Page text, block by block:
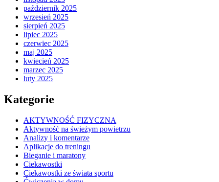
październik 2025
wrzesień 2025
sierpień 2025
lipiec 2025
czerwiec 2025
maj 2025
kwiecień 2025
marzec 2025
luty 2025
Kategorie
AKTYWNOŚĆ FIZYCZNA
Aktywność na świeżym powietrzu
Analizy i komentarze
Aplikacje do treningu
Bieganie i maratony
Ciekawostki
Ciekawostki ze świata sportu